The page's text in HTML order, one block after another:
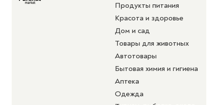
Продукты питания
Красота и здоровье
Дом и сад
Товары для животных
Автотовары
Бытовая химия и гигиена
Аптека
Одежда